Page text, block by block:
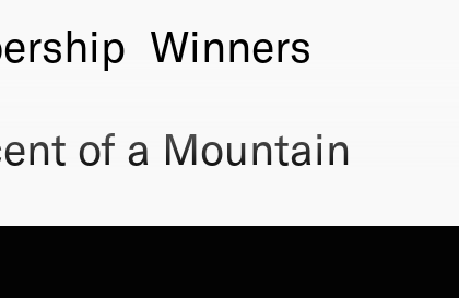
Winners
of a Mountain